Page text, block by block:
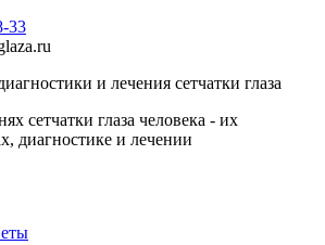
33
сетчатки глаза человека - их
диагностике и лечении